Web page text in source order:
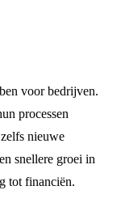
voor bedrijven.
processen
nieuwe
snellere groei in
tot financiën.